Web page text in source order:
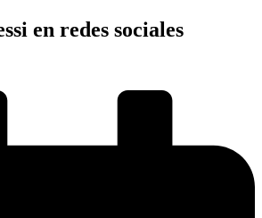
en redes sociales